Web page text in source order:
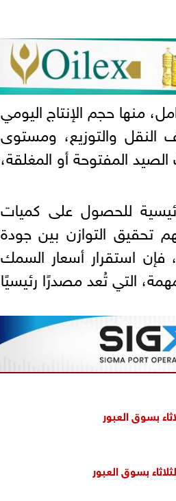
منها حجم الإنتاج اليومي
النقل والتوزيع، ومستوى
المفتوحة أو المغلقة،
للحصول على كميات
تحقيق التوازن بين جودة
فإن استقرار أسعار السمك
التي تُعد مصدرًا رئيسيًا
بسوق العبور
بسوق العبور